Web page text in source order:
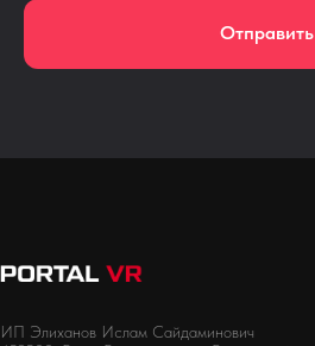
Отправить
ИП Элиханов Ислам Сайдаминович